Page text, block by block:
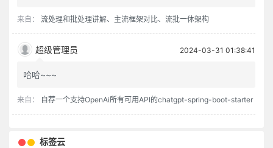
来自： 流处理和批处理讲解、主流框架对比、流批一体架构
超级管理员 2024-03-31 01:38:41
哈哈~~~
来自： 自荐一个支持OpenAi所有可用API的chatgpt-spring-boot-starter
标签云